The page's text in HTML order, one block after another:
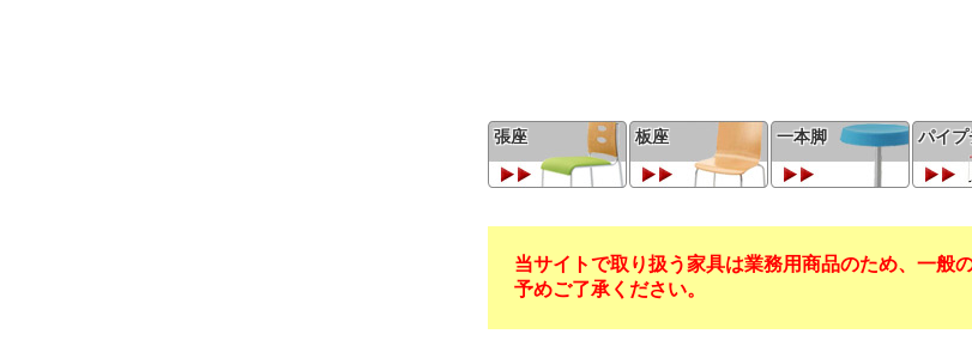
張座 板座 一本脚 パイ
当サイトで取り扱う家具は業務用商品のため、一般
予めご了承ください。